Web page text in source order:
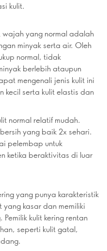
kulit.
yang normal adalah
minyak serta air. Oleh
normal, tidak
berlebih ataupun
mengenali jenis kulit ini
kecil serta kulit elastis dan
normal relatif mudah.
yang baik 2x sehari.
pelembap untuk
ketika beraktivitas di luar
yang punya karakteristik
yang kasar dan memiliki
kulit kering rentan
seperti kulit gatal,